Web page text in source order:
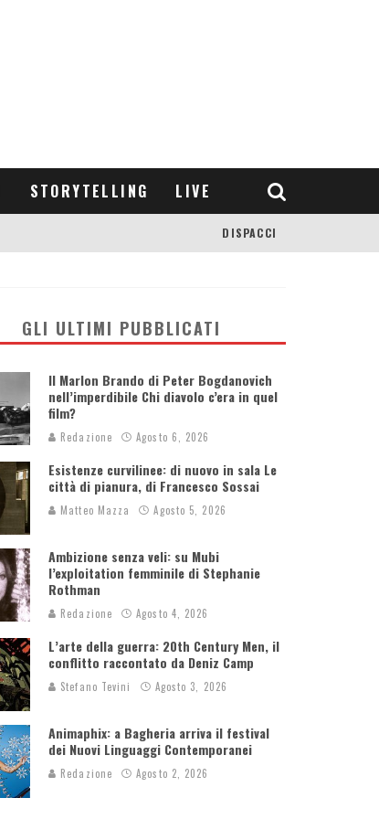
STORYTELLING LIVE
DISPACCI
GLI ULTIMI PUBBLICATI
Il Marlon Brando di Peter Bogdanovich
nell’imperdibile Chi diavolo c’era in quel
film?
Redazione Agosto 6, 2026
Esistenze curvilinee: di nuovo in sala Le
città di pianura, di Francesco Sossai
Matteo Mazza Agosto 5, 2026
Ambizione senza veli: su Mubi
l’exploitation femminile di Stephanie
Rothman
Redazione Agosto 4, 2026
L’arte della guerra: 20th Century Men, il
conflitto raccontato da Deniz Camp
Stefano Tevini Agosto 3, 2026
Animaphix: a Bagheria arriva il festival
dei Nuovi Linguaggi Contemporanei
Redazione Agosto 2, 2026